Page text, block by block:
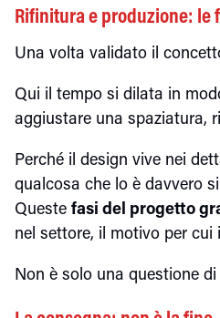
Rifinitura e produzione: le
Una volta validato il
Qui il tempo si dilata in
aggiustare una spaziatura,
Perché il design vive nei
qualcosa che lo è davvero
Questefasi del progetto
nel settore, il motivo per
Non è solo una questione